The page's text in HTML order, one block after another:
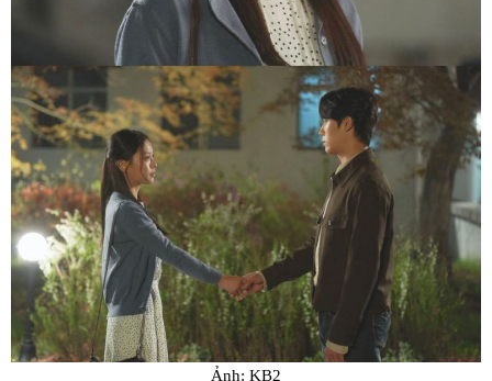
Ảnh: KB2